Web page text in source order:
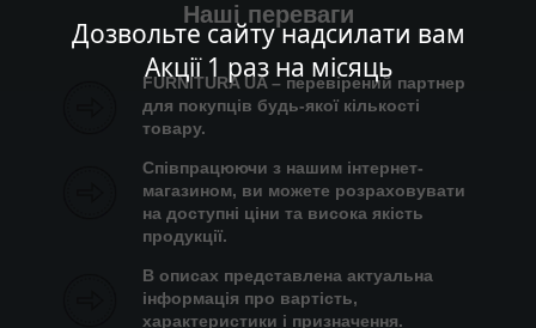
Дозвольте сайту надсилати вам
Акції 1 раз на місяць
Наші переваги
FURNITURA UA – перевірений партнер
для покупців будь-якої кількості
товару.
Співпрацюючи з нашим інтернет-
магазином, ви можете розраховувати
на доступні ціни та висока якість
продукції.
В описах представлена актуальна
інформація про вартість,
характеристики і призначення.